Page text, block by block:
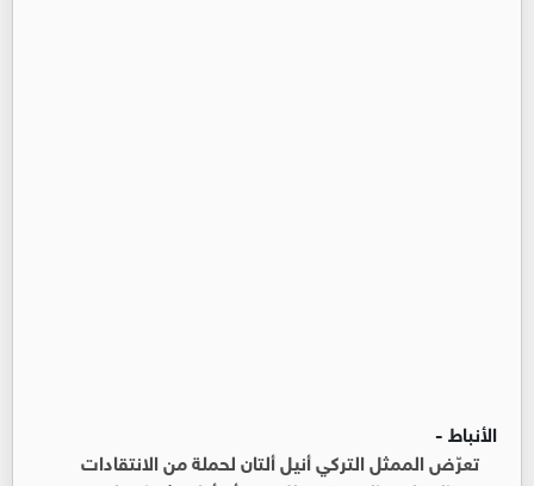
الأنباط -
تعرّض الممثل التركي أنيل ألتان لحملة من الانتقادات